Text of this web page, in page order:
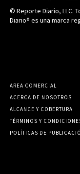
© Reporte Diario, LLC.
Diario® es una marca
AREA COMERCIAL
ACERCA DE NOSOTROS
ALCANCE Y COBERTURA
TÉRMINOS Y
POLÍTICAS DE